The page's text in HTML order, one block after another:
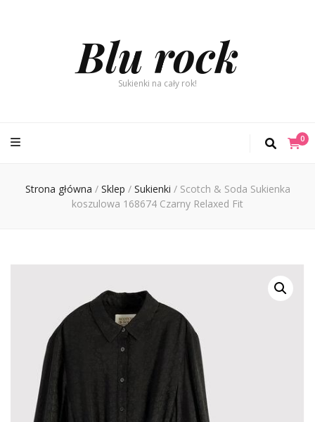
Blu rock
Sukienki na cały rok!
0
Strona główna / Sklep / Sukienki / Scotch & Soda Sukienka
koszulowa 168674 Czarny Relaxed Fit